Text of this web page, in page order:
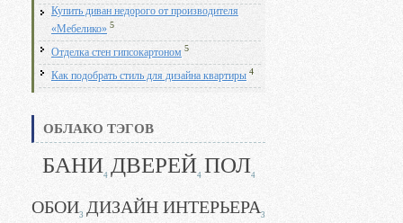
Купить диван недорого от производителя
«Мебелико» 5
Отделка стен гипсокартоном 5
Как подобрать стиль для дизайна квартиры 4
ОБЛАКО ТЭГОВ
БАНИ4 ДВЕРЕЙ4 ПОЛ4
ОБОИ3 ДИЗАЙН ИНТЕРЬЕРА3